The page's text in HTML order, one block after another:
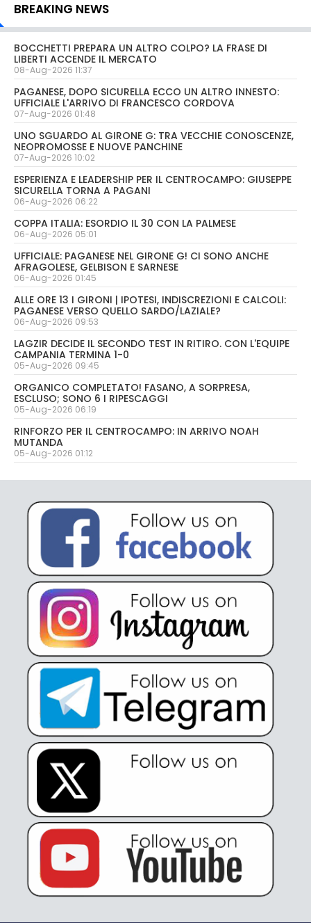
BREAKING NEWS
BOCCHETTI PREPARA UN ALTRO COLPO? LA FRASE DI
LIBERTI ACCENDE IL MERCATO
08-Aug-2026 11:37
PAGANESE, DOPO SICURELLA ECCO UN ALTRO INNESTO:
UFFICIALE L'ARRIVO DI FRANCESCO CORDOVA
07-Aug-2026 01:48
UNO SGUARDO AL GIRONE G: TRA VECCHIE CONOSCENZE,
NEOPROMOSSE E NUOVE PANCHINE
07-Aug-2026 10:02
ESPERIENZA E LEADERSHIP PER IL CENTROCAMPO: GIUSEPPE
SICURELLA TORNA A PAGANI
06-Aug-2026 06:22
COPPA ITALIA: ESORDIO IL 30 CON LA PALMESE
06-Aug-2026 05:01
UFFICIALE: PAGANESE NEL GIRONE G! CI SONO ANCHE
AFRAGOLESE, GELBISON E SARNESE
06-Aug-2026 01:45
ALLE ORE 13 I GIRONI | IPOTESI, INDISCREZIONI E CALCOLI:
PAGANESE VERSO QUELLO SARDO/LAZIALE?
06-Aug-2026 09:53
LAGZIR DECIDE IL SECONDO TEST IN RITIRO. CON L'EQUIPE
CAMPANIA TERMINA 1-0
05-Aug-2026 09:45
ORGANICO COMPLETATO! FASANO, A SORPRESA,
ESCLUSO; SONO 6 I RIPESCAGGI
05-Aug-2026 06:19
RINFORZO PER IL CENTROCAMPO: IN ARRIVO NOAH
MUTANDA
05-Aug-2026 01:12